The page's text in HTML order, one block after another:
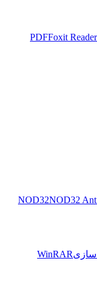
Foxit Reader
NOD32
سازیWinRAR